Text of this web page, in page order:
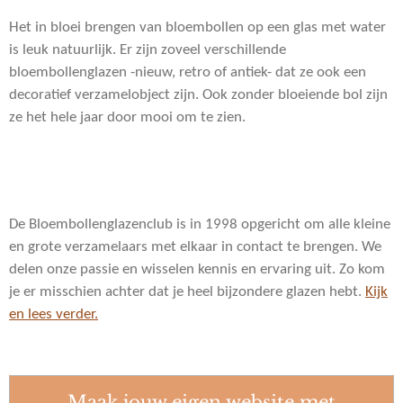
Het in bloei brengen van bloembollen op een glas met water
is leuk natuurlijk. Er zijn zoveel verschillende
bloembollenglazen -nieuw, retro of antiek- dat ze ook een
decoratief verzamelobject zijn. Ook zonder bloeiende bol zijn
ze het hele jaar door mooi om te zien.
De Bloembollenglazenclub is in 1998 opgericht om alle kleine
en grote verzamelaars met elkaar in contact te brengen. We
delen onze passie en wisselen kennis en ervaring uit. Zo kom
je er misschien achter dat je heel bijzondere glazen hebt. Kijk
en lees verder.